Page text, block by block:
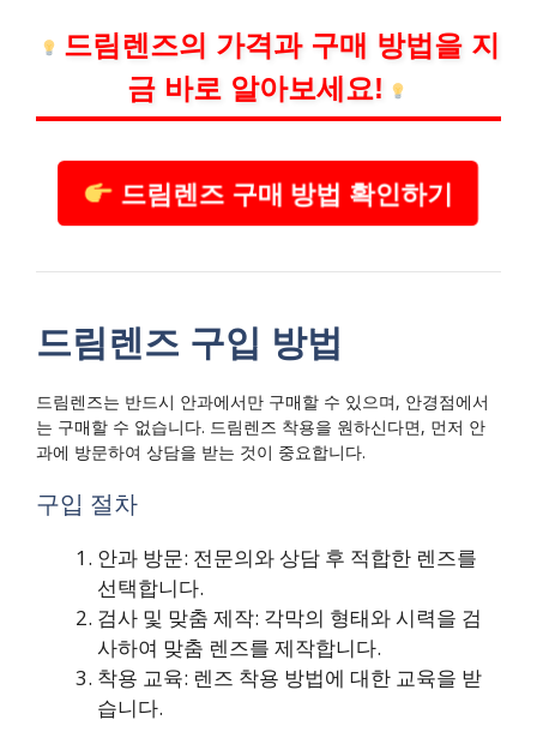
드림렌즈의 가격과 구매 방법을 지
금 바로 알아보세요!
드림렌즈 구매 방법 확인하기
드림렌즈 구입 방법
드림렌즈는 반드시 안과에서만 구매할 수 있으며, 안경점에서
는 구매할 수 없습니다. 드림렌즈 착용을 원하신다면, 먼저 안
과에 방문하여 상담을 받는 것이 중요합니다.
구입 절차
안과 방문: 전문의와 상담 후 적합한 렌즈를
선택합니다.
검사 및 맞춤 제작: 각막의 형태와 시력을 검
사하여 맞춤 렌즈를 제작합니다.
착용 교육: 렌즈 착용 방법에 대한 교육을 받
습니다.